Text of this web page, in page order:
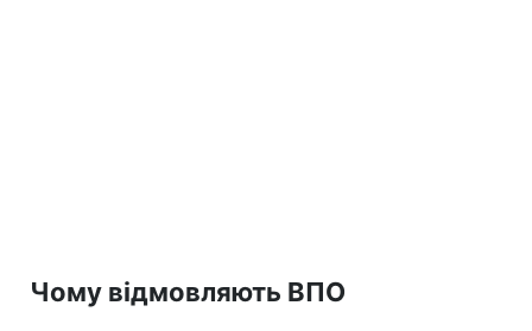
Чому відмовляють ВПО